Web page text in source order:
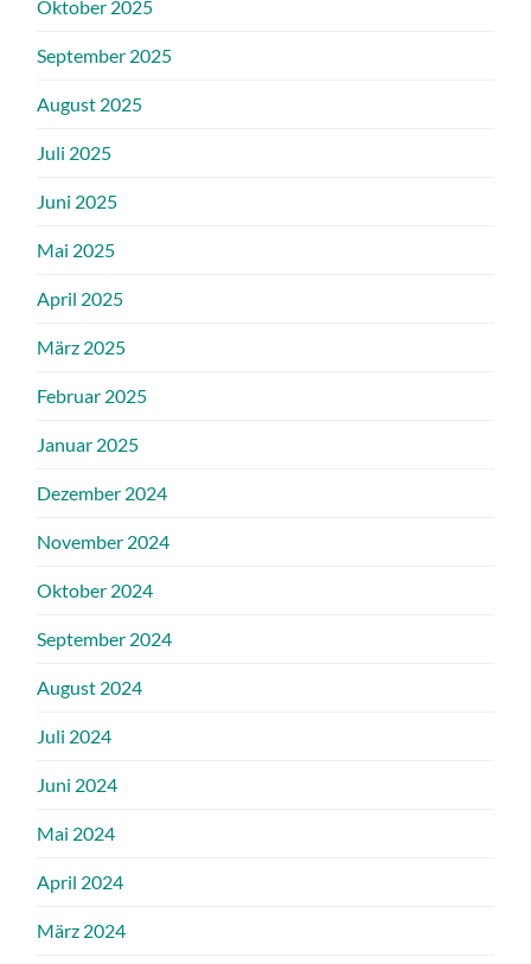
Oktober 2025
September 2025
August 2025
Juli 2025
Juni 2025
Mai 2025
April 2025
März 2025
Februar 2025
Januar 2025
Dezember 2024
November 2024
Oktober 2024
September 2024
August 2024
Juli 2024
Juni 2024
Mai 2024
April 2024
März 2024